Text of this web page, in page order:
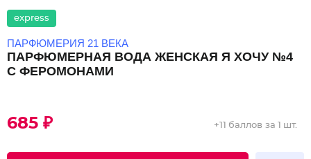
express
ПАРФЮМЕРИЯ 21 ВЕКА
ПАРФЮМЕРНАЯ ВОДА ЖЕНСКАЯ Я ХОЧУ №4
С ФЕРОМОНАМИ
685 ₽ +11 баллов за 1 шт.